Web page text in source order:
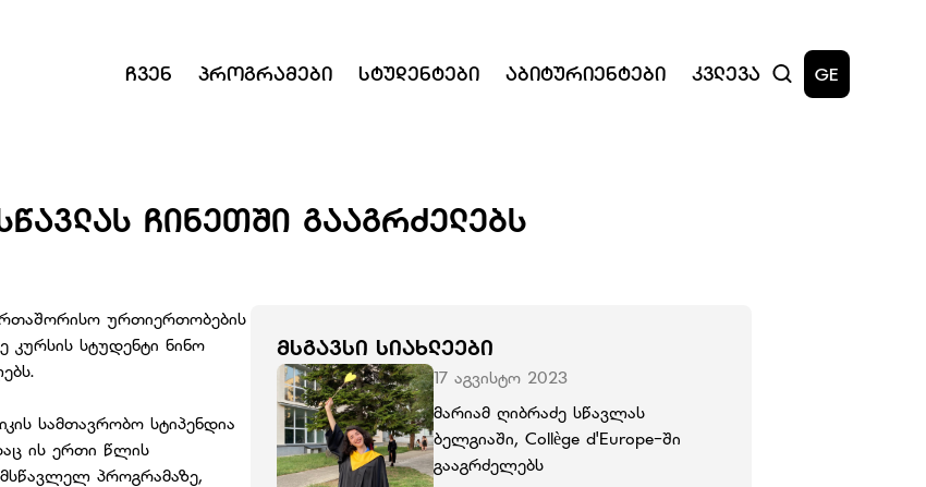
Ჩვენ Პროგრამები Სტუდენტები Აბიტურიენტები Კვლევა GE
ᲩᲘᲜᲔᲗᲨᲘ ᲒᲐᲐᲒᲠᲫᲔᲚᲔᲑᲡ
ურთიერთობების
კურსის სტუდენტი ნინო
სამთავრობო სტიპენდია
ის ერთი წლის
პროგრამაზე,
ᲛᲡᲒᲐᲕᲡᲘ ᲡᲘᲐᲮᲚᲔᲔᲑᲘ
17 აგვისტო 2023
მარიამ ღიბრაძე სწავლას
ბელგიაში, Collège d'Europe-ში
გააგრძელებს